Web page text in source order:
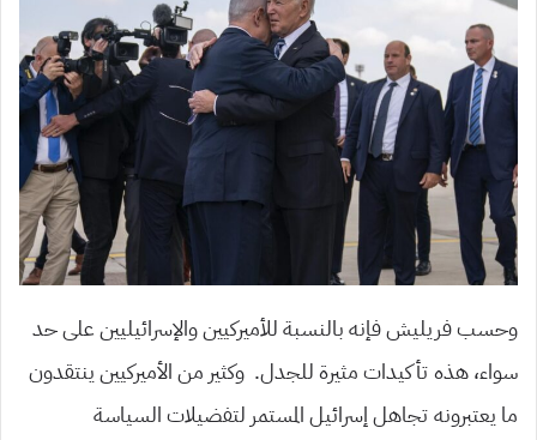
وحسب فريليش فإنه بالنسبة للأميركيين والإسرائيليين على حد
سواء، هذه تأكيدات مثيرة للجدل. وكثير من الأميركيين ينتقدون
ما يعتبرونه تجاهل إسرائيل المستمر لتفضيلات السياسة